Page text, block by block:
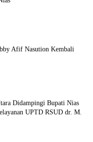
Afif Nasution Kembali
Didampingi Bupati Nias
UPTD RSUD dr. M.